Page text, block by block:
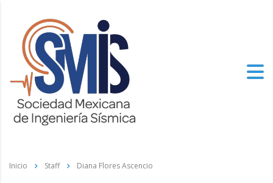
Inicio Staff Diana Flores Ascencio